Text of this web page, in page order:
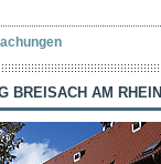
BREISACH AM RHEIN